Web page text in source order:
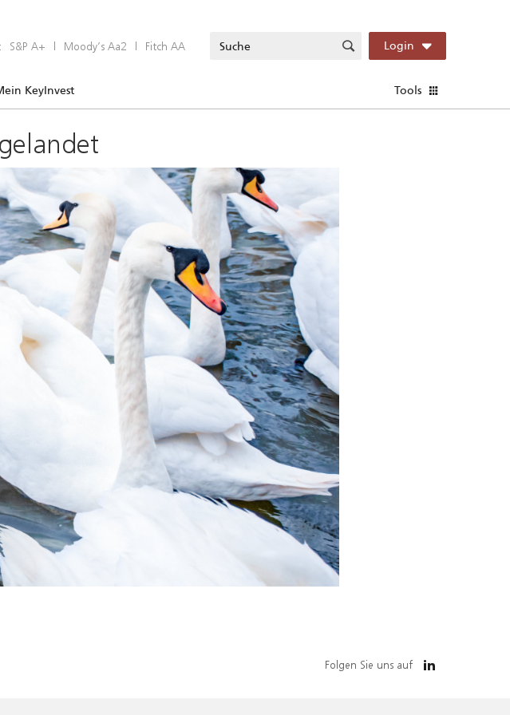
S&P A+ | Moody’s Aa2 | Fitch AA Login
KeyInvest Tools
Folgen Sie uns auf